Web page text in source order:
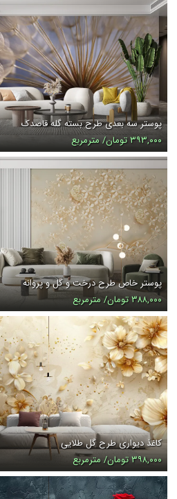
پوستر سه بعدی طرح بسته گله قاصدک
۳۹۳,۰۰۰ تومان/ مترمربع
پوستر خاص طرح درخت و گل و پروانه
۳۸۸,۰۰۰ تومان/ مترمربع
کاغذ دیواری طرح گل طلایی
۳۹۸,۰۰۰ تومان/ مترمربع